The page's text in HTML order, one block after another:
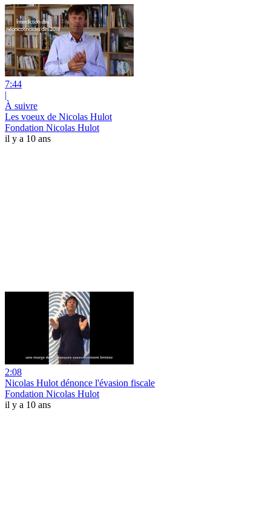
7:44
|
À suivre
Les voeux de Nicolas Hulot
Fondation Nicolas Hulot
il y a 10 ans
2:08
Nicolas Hulot dénonce l'évasion fiscale
Fondation Nicolas Hulot
il y a 10 ans